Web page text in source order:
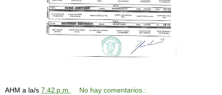
AHM a la/s 7:42 p.m. No hay comentarios.: